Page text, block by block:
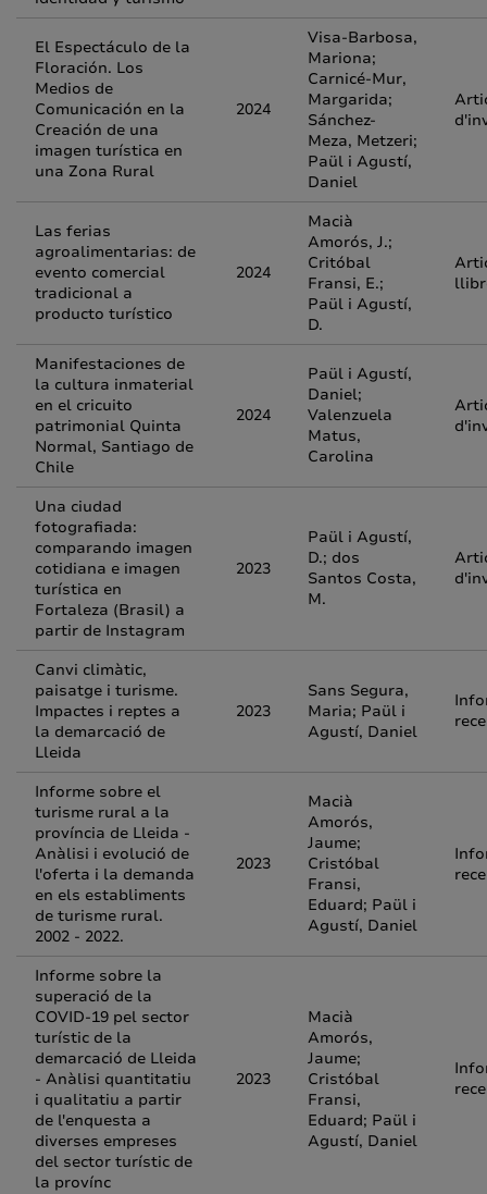
El Espectáculo de la
Floración. Los
Medios de
Comunicación en la
Creación de una
imagen turística en
una Zona Rural
2024
Visa-Barbosa,
Mariona;
Carnicé-Mur,
Margarida;
Sánchez-
Meza, Metzeri;
Paül i Agustí,
Daniel
Las ferias
agroalimentarias: de
evento comercial
tradicional a
producto turístico
2024
Macià
Amorós, J.;
Critóbal
Fransi, E.;
Paül i Agustí,
D.
Manifestaciones de
la cultura inmaterial
en el cricuito
patrimonial Quinta
Normal, Santiago de
Chile
2024
Paül i Agustí,
Daniel;
Valenzuela
Matus,
Carolina
Una ciudad
fotografiada:
comparando imagen
cotidiana e imagen
turística en
Fortaleza (Brasil) a
partir de Instagram
2023
Paül i Agustí,
D.; dos
Santos Costa,
M.
Canvi climàtic,
paisatge i turisme.
Impactes i reptes a
la demarcació de
Lleida
2023
Sans Segura,
Maria; Paül i
Agustí, Daniel
Informe sobre el
turisme rural a la
província de Lleida -
Anàlisi i evolució de
l'oferta i la demanda
en els establiments
de turisme rural.
2002 - 2022.
2023
Macià
Amorós,
Jaume;
Cristóbal
Fransi,
Eduard; Paül i
Agustí, Daniel
Informe sobre la
superació de la
COVID-19 pel sector
turístic de la
demarcació de Lleida
- Anàlisi quantitatiu
i qualitatiu a partir
de l'enquesta a
diverses empreses
del sector turístic de
la provínc
2023
Macià
Amorós,
Jaume;
Cristóbal
Fransi,
Eduard; Paül i
Agustí, Daniel